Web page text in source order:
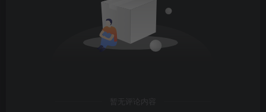
暂无评论内容